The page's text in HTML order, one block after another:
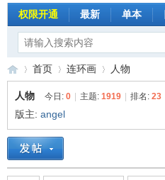
权限开通 最新 单本
连»
首页
›
连环画
›
人物
人物 今日: 0 主题: 1919 排名: 23
版主: angel